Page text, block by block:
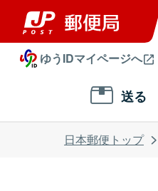
ゆうIDマイページへ
送る
日本郵便トップ